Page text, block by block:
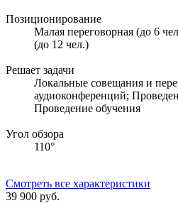
Позиционирование
Малая переговорная (до 6
(до 12 чел.)
Решает задачи
Локальные совещания и
аудиоконференций;
Проведение обучения
Угол обзора
110°
Смотреть все характеристики
39 900 руб.